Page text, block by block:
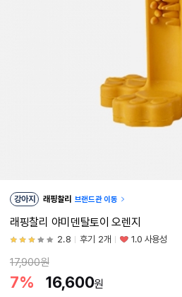
강아지 래핑찰리 브랜드관 이동
래핑찰리 야미덴탈토이 오렌지
2.8 후기 2개 1.0 사용성
17,900원
7% 16,600원